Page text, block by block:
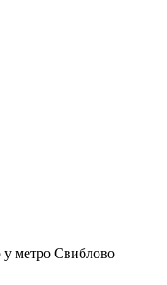
метро Свиблово